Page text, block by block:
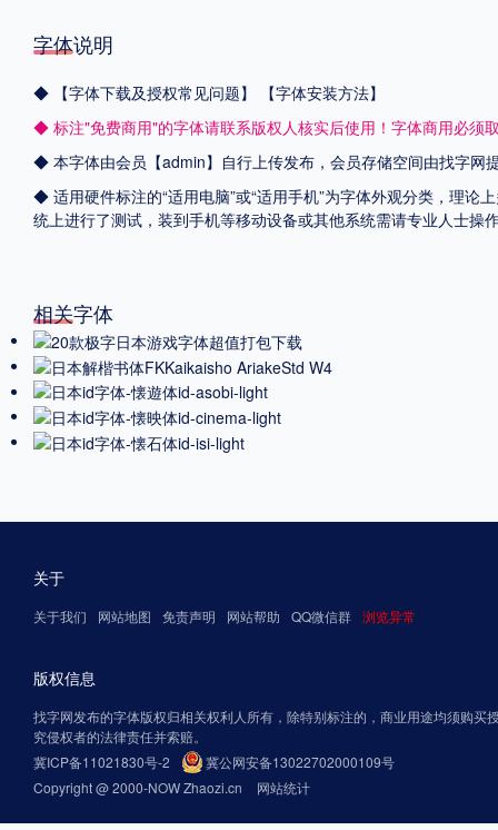
字体说明
◆ 【字体下载及授权常见问题】
【字体安装方法】
◆ 标注"免费商用"的字体请联系版权人核实后使用！字体商用必须
◆ 本字体由会员【admin】自行上传发布，会员存储空间由找字网
◆ 适用硬件标注的“适用电脑”或“适用手机”为字体外观分类，理论
统上进行了测试，装到手机等移动设备或其他系统需请专业人士
相关字体
关于
关于我们 网站地图 免责声明 网站帮助 QQ微信群 浏览异常
版权信息
找字网发布的字体版权归相关权利人所有，除特别标注的，商业用途均须购买
究侵权者的法律责任并索赔。
冀ICP备11021830号-2
冀公网安备13022702000109号
Copyright @ 2000-NOW Zhaozi.cn
网站统计